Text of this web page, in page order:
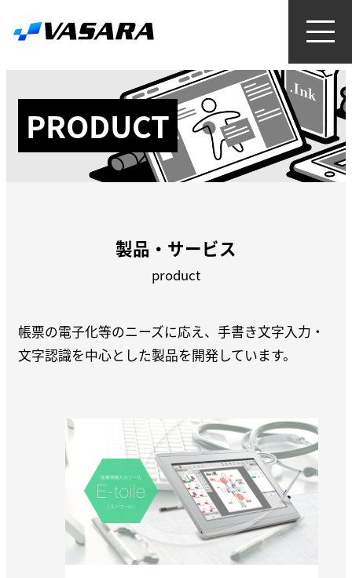
PRODUCT
製品・サービス
product
帳票の電子化等のニーズに応え、手書き文字入力・
文字認識を中心とした製品を開発しています。